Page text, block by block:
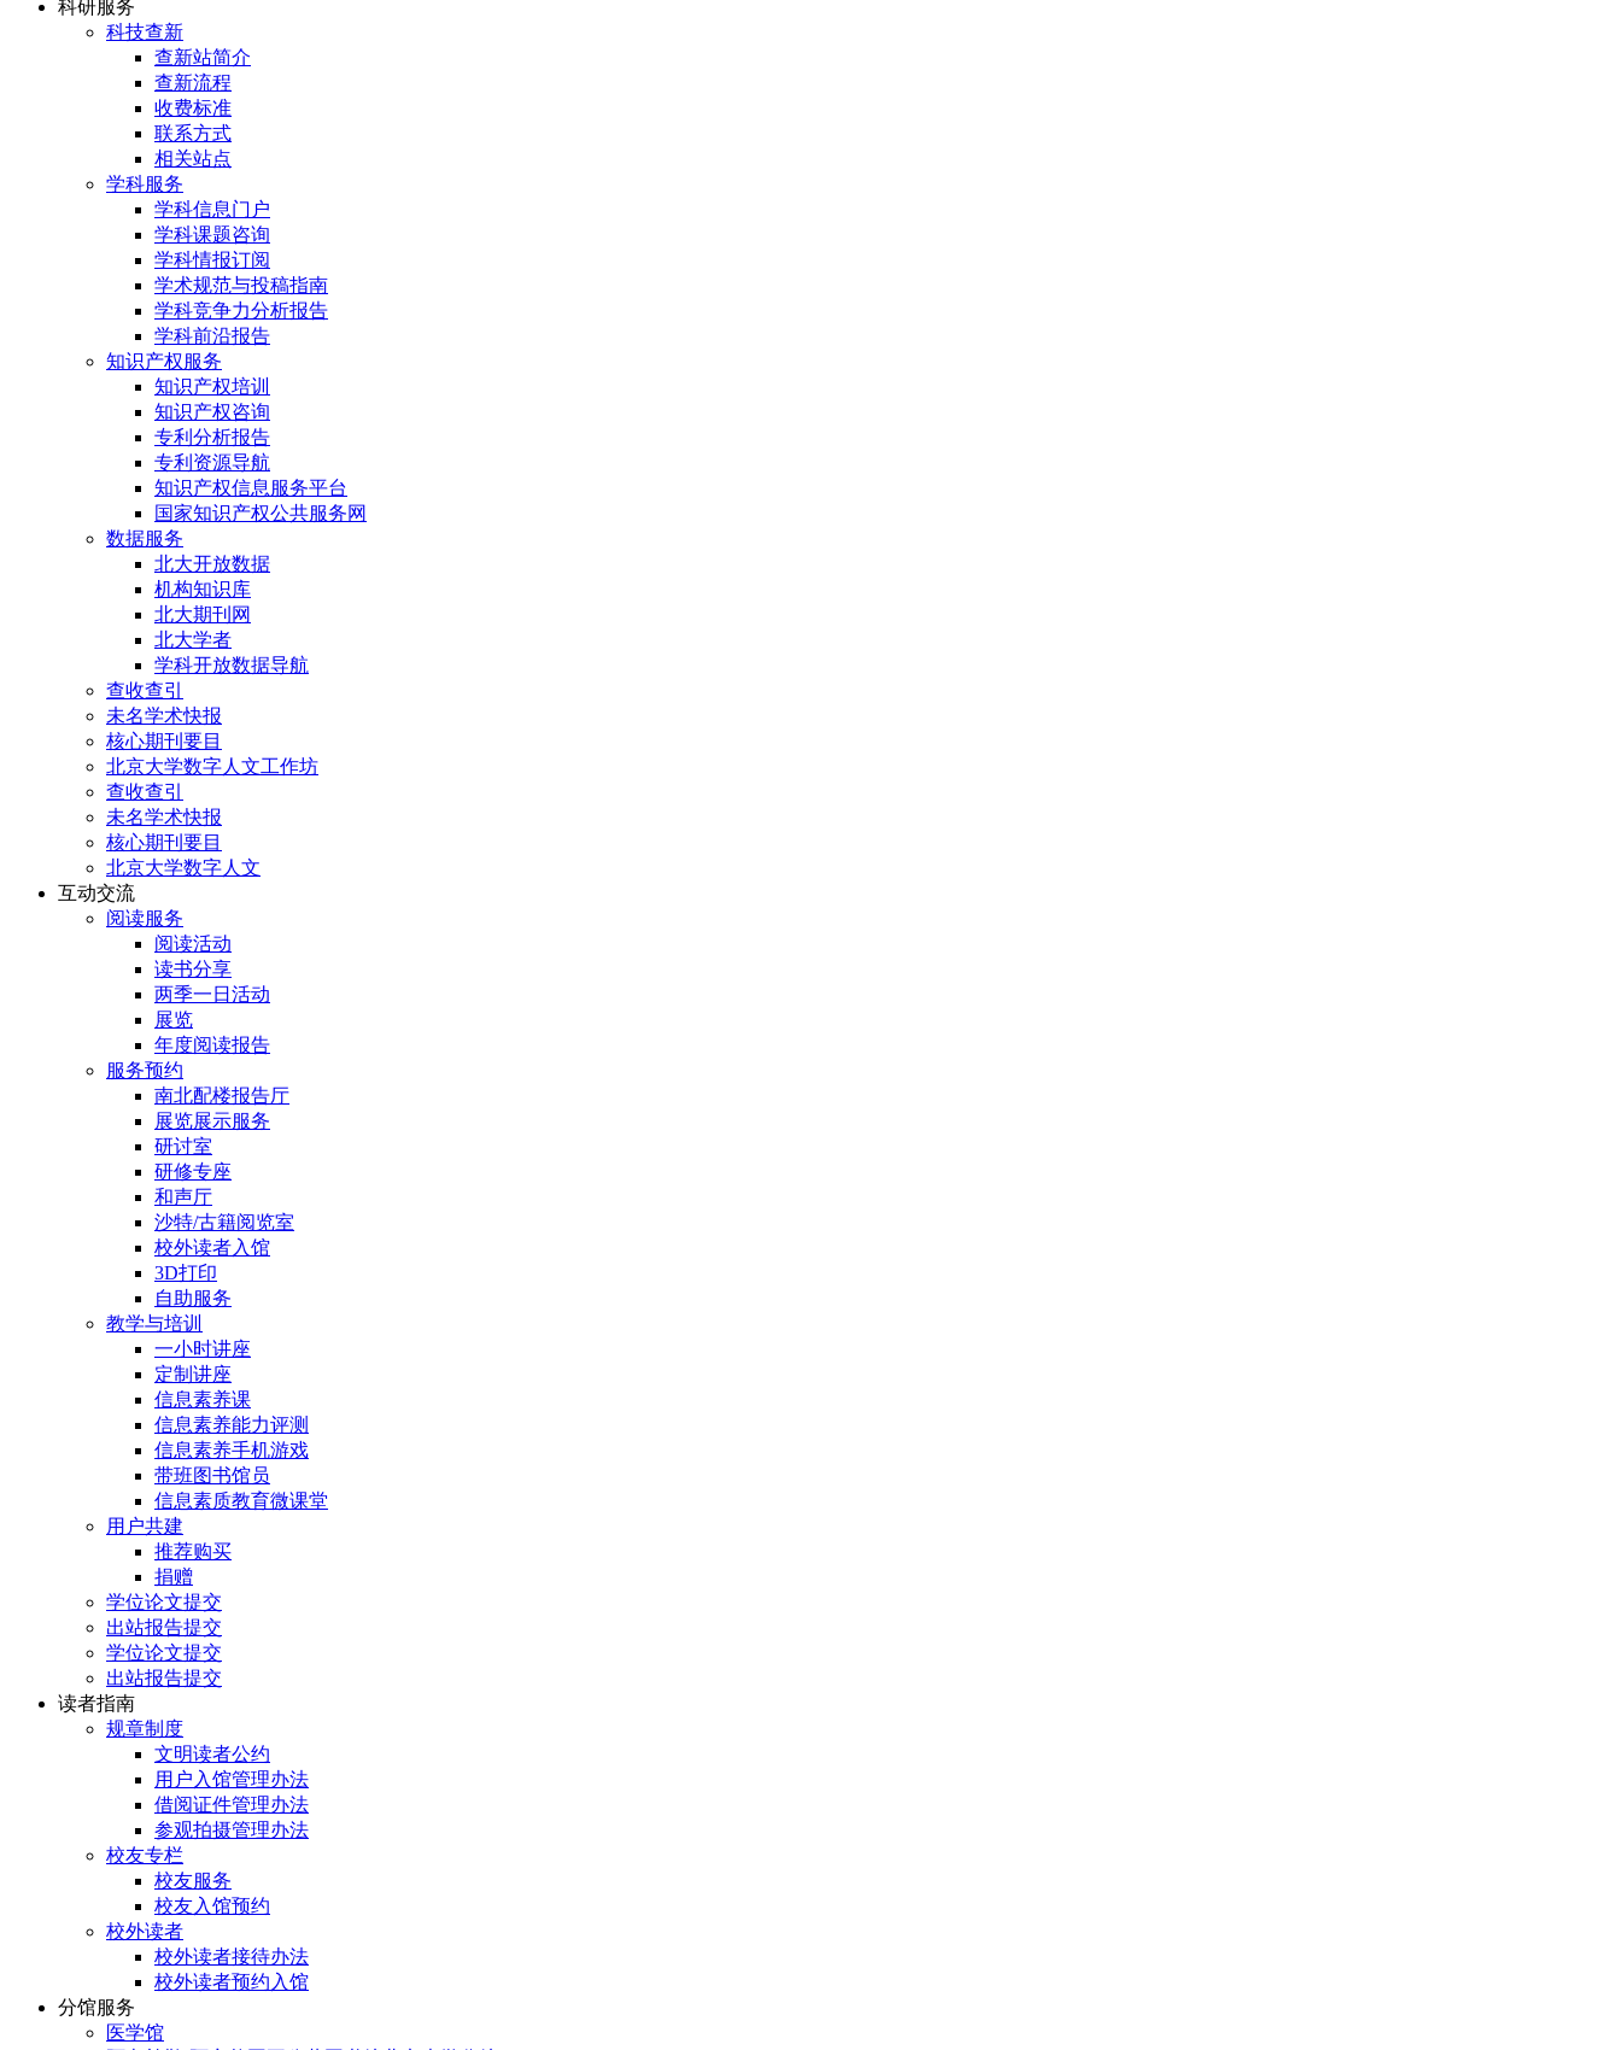
科研服务
科技查新
查新站简介
查新流程
收费标准
联系方式
相关站点
学科服务
学科信息门户
学科课题咨询
学科情报订阅
学术规范与投稿指南
学科竞争力分析报告
学科前沿报告
知识产权服务
知识产权培训
知识产权咨询
专利分析报告
专利资源导航
知识产权信息服务平台
国家知识产权公共服务网
数据服务
北大开放数据
机构知识库
北大期刊网
北大学者
学科开放数据导航
查收查引
未名学术快报
核心期刊要目
北京大学数字人文工作坊
查收查引
未名学术快报
核心期刊要目
北京大学数字人文
互动交流
阅读服务
阅读活动
读书分享
两季一日活动
展览
年度阅读报告
服务预约
南北配楼报告厅
展览展示服务
研讨室
研修专座
和声厅
沙特/古籍阅览室
校外读者入馆
3D打印
自助服务
教学与培训
一小时讲座
定制讲座
信息素养课
信息素养能力评测
信息素养手机游戏
带班图书馆员
信息素质教育微课堂
用户共建
推荐购买
捐赠
学位论文提交
出站报告提交
学位论文提交
出站报告提交
读者指南
规章制度
文明读者公约
用户入馆管理办法
借阅证件管理办法
参观拍摄管理办法
校友专栏
校友服务
校友入馆预约
校外读者
校外读者接待办法
校外读者预约入馆
分馆服务
医学馆